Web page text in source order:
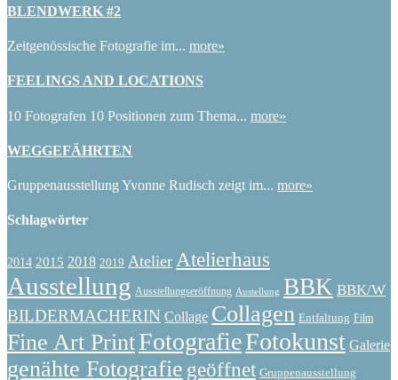
BLENDWERK #2
Zeitgenössische Fotografie im... more»
FEELINGS AND LOCATIONS
10 Fotografen 10 Positionen zum Thema... more»
WEGGEFÄHRTEN
Gruppenausstellung Yvonne Rudisch zeigt im... more»
Schlagwörter
2014 2015 2018 2019 Atelier Atelierhaus
Ausstellung Ausstellungseröffnung Austellung BBK BBK/W
BILDERMACHERIN Collage Collagen Entfaltung Film
Fine Art PrintFotografieFotokunst Galerie
genähte Fotografie geöffnet Gruppenausstellung